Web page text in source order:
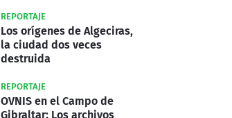
REPORTAJE
Los orígenes de Algeciras,
la ciudad dos veces
destruida
REPORTAJE
OVNIS en el Campo de
Gibraltar: Los archivos